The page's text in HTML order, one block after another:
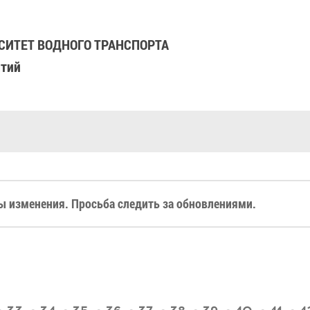
ВОДНОГО ТРАНСПОРТА
Просьба следить за обновлениями.